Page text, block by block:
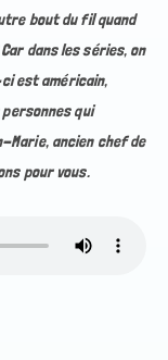
bout du fil quand
dans les séries, on
est américain,
qui
Marie, ancien chef de
pour vous.